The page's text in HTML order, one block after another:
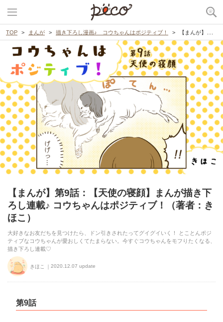
TOP まんが 描き下ろし漫画♪ コウちゃんはポジティブ！ 【まんが】第9話：【天使の寝顔】まんが描き下ろし連載♪ コウちゃんはポジティブ！（著者：きほこ）
【まんが】第9話：【天使の寝顔】まんが描き下
ろし連載♪ コウちゃんはポジティブ！（著者：き
ほこ）
大好きなお友だちを見つけたら、ドン引きされたってグイグイいく！ とことんポジ
ティブなコウちゃんが愛おしくてたまらない。今すぐコウちゃんをモフりたくなる、
描き下ろし連載♡
きほこ 2020.12.07 update
第9話